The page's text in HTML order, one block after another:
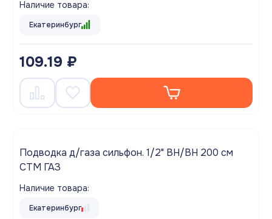
Наличие товара:
Екатеринбург
109.19 ₽
Подводка д/газа сильфон. 1/2" ВН/ВН 200 см
CTM ГАЗ
Наличие товара:
Екатеринбург